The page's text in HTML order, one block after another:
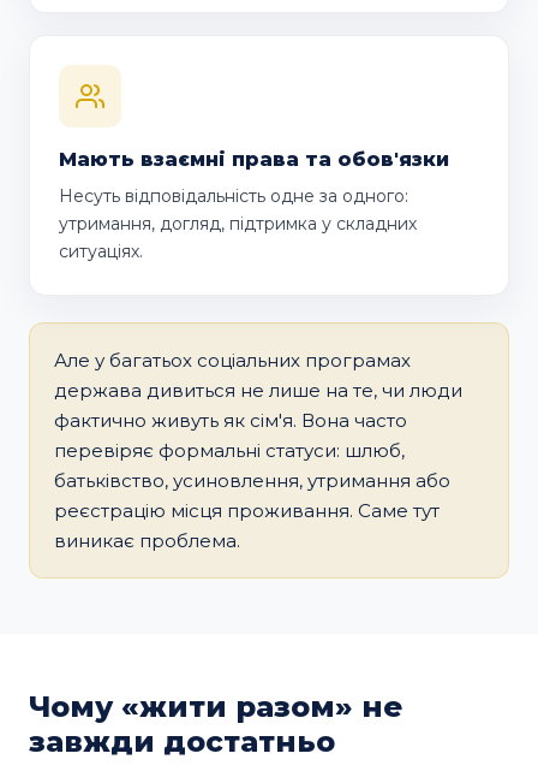
Мають взаємні права та обов'язки
Несуть відповідальність одне за одного:
утримання, догляд, підтримка у складних
ситуаціях.
Але у багатьох соціальних програмах
держава дивиться не лише на те, чи люди
фактично живуть як сім'я. Вона часто
перевіряє формальні статуси: шлюб,
батьківство, усиновлення, утримання або
реєстрацію місця проживання. Саме тут
виникає проблема.
Чому «жити разом» не
завжди достатньо